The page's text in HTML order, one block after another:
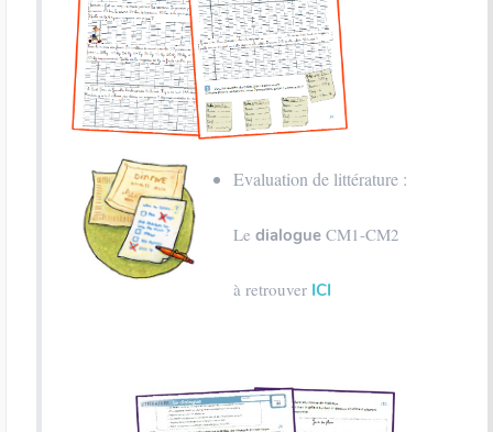
Evaluation de littérature :
Le dialogue CM1-CM2
à retrouver ICI